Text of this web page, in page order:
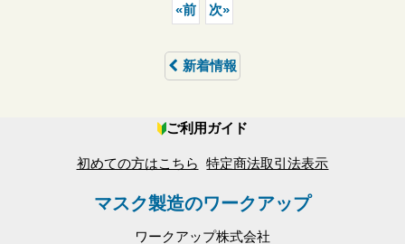
«前 次»
新着情報
ご利用ガイド
初めての方はこちら 特定商法取引法表示
マスク製造のワークアップ
ワークアップ株式会社